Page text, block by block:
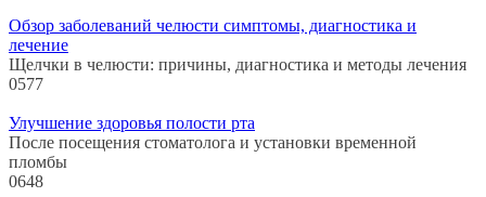
Обзор заболеваний челюсти симптомы, диагностика и
лечение
Щелчки в челюсти: причины, диагностика и методы лечения
0577
Улучшение здоровья полости рта
После посещения стоматолога и установки временной
пломбы
0648